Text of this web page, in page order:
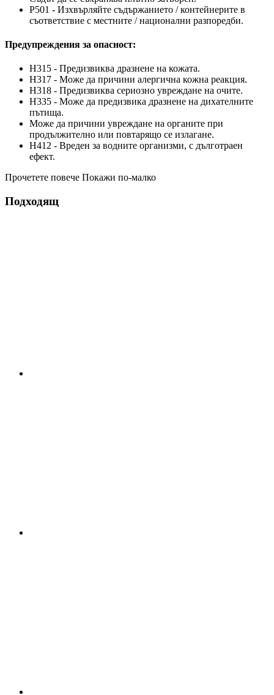
P501 - Изхвърляйте съдържанието / контейнерите в
съответствие с местните / национални разпоредби.
Предупреждения за опасност:
H315 - Предизвиква дразнене на кожата.
H317 - Може да причини алергична кожна реакция.
H318 - Предизвиква сериозно увреждане на очите.
H335 - Може да предизвика дразнене на дихателните
пътища.
Може да причини увреждане на органите при
продължително или повтарящо се излагане.
H412 - Вреден за водните организми, с дълготраен
ефект.
Прочетете повече Покажи по-малко
Подходящ